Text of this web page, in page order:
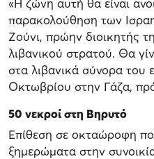
«Η ζώνη αυτή θα είναι
παρακολούθηση των
Ζούνι, πρώην διοικητής
λιβανικού στρατού. Θα
στα λιβανικά σύνορα του
Οκτωβρίου στην Γάζα,
50 νεκροί στη Βηρυτό
Επίθεση σε οκταώροφη
ξημερώματα στην